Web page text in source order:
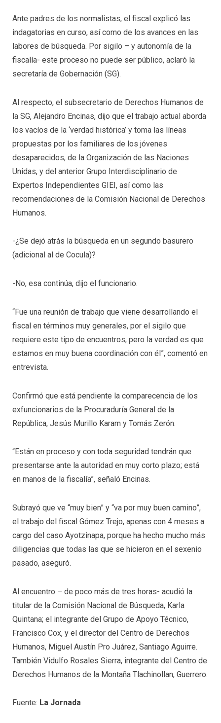
Ante padres de los normalistas, el fiscal explicó las
indagatorias en curso, así como de los avances en las
labores de búsqueda. Por sigilo – y autonomía de la
fiscalía- este proceso no puede ser público, aclaró la
secretaría de Gobernación (SG).
Al respecto, el subsecretario de Derechos Humanos de
la SG, Alejandro Encinas, dijo que el trabajo actual aborda
los vacíos de la ‘verdad histórica’ y toma las líneas
propuestas por los familiares de los jóvenes
desaparecidos, de la Organización de las Naciones
Unidas, y del anterior Grupo Interdisciplinario de
Expertos Independientes GIEI, así como las
recomendaciones de la Comisión Nacional de Derechos
Humanos.
-¿Se dejó atrás la búsqueda en un segundo basurero
(adicional al de Cocula)?
-No, esa continúa, dijo el funcionario.
“Fue una reunión de trabajo que viene desarrollando el
fiscal en términos muy generales, por el sigilo que
requiere este tipo de encuentros, pero la verdad es que
estamos en muy buena coordinación con él”, comentó en
entrevista.
Confirmó que está pendiente la comparecencia de los
exfuncionarios de la Procuraduría General de la
República, Jesús Murillo Karam y Tomás Zerón.
“Están en proceso y con toda seguridad tendrán que
presentarse ante la autoridad en muy corto plazo; está
en manos de la fiscalía”, señaló Encinas.
Subrayó que ve “muy bien” y “va por muy buen camino”,
el trabajo del fiscal Gómez Trejo, apenas con 4 meses a
cargo del caso Ayotzinapa, porque ha hecho mucho más
diligencias que todas las que se hicieron en el sexenio
pasado, aseguró.
Al encuentro – de poco más de tres horas- acudió la
titular de la Comisión Nacional de Búsqueda, Karla
Quintana; el integrante del Grupo de Apoyo Técnico,
Francisco Cox, y el director del Centro de Derechos
Humanos, Miguel Austín Pro Juárez, Santiago Aguirre.
También Vidulfo Rosales Sierra, integrante del Centro de
Derechos Humanos de la Montaña Tlachinollan, Guerrero.
Fuente: La Jornada